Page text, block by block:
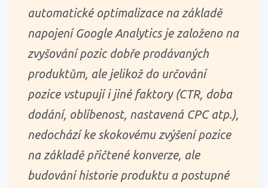
automatické optimalizace na základě
napojení Google Analytics je založeno na
zvyšování pozic dobře prodávaných
produktům, ale jelikož do určování
pozice vstupují i jiné faktory (CTR, doba
dodání, oblíbenost, nastavená CPC atp.),
nedochází ke skokovému zvýšení pozice
na základě přičtené konverze, ale
budování historie produktu a postupné